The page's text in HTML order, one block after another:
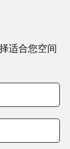
适合您空间